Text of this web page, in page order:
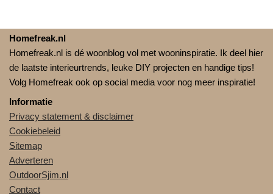
Homefreak.nl
Homefreak.nl is dé woonblog vol met wooninspiratie. Ik deel hier
de laatste interieurtrends, leuke DIY projecten en handige tips!
Volg Homefreak ook op social media voor nog meer inspiratie!
Informatie
Privacy statement & disclaimer
Cookiebeleid
Sitemap
Adverteren
OutdoorSjim.nl
Contact